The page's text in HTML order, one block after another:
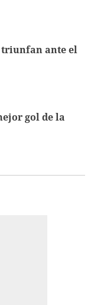
ante el
gol de la